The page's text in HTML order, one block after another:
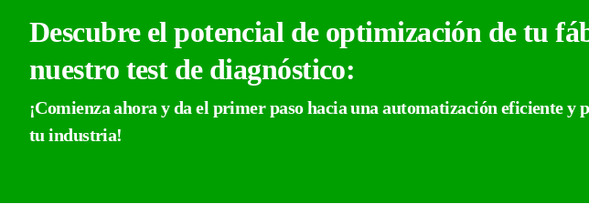
Descubre el potencial de optimización de tu
nuestro test de diagnóstico:
¡Comienza ahora y da el primer paso hacia una automatización eficiente y
tu industria!